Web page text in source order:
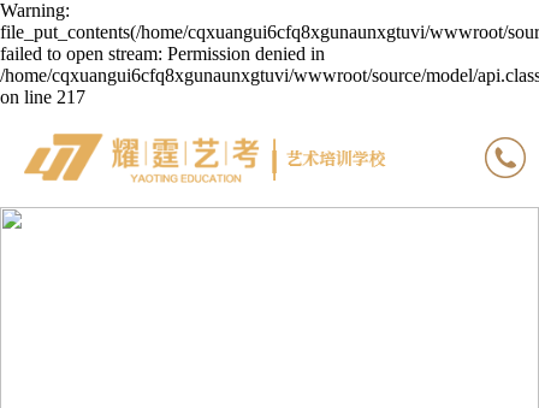
Warning:
file_put_contents(/home/cqxuangui6cfq8xgunaunxgtuvi/wwwroot/
failed to open stream: Permission denied in
/home/cqxuangui6cfq8xgunaunxgtuvi/wwwroot/source/model/
on line 217